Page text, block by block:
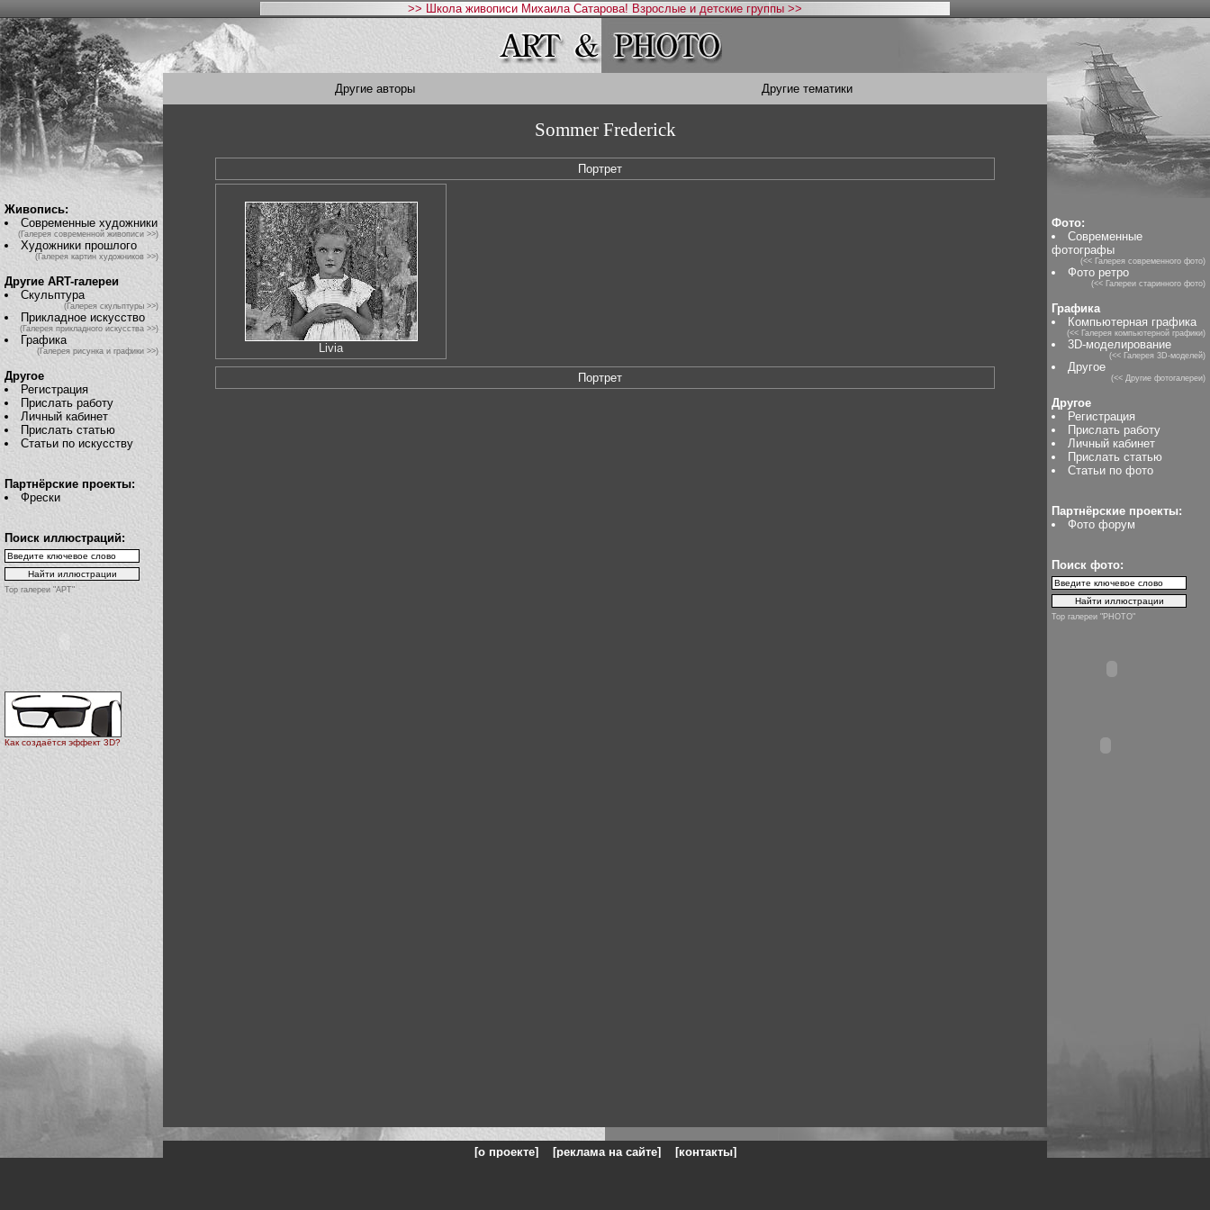
>> Школа живописи Михаила Сатарова! Взрослые и детские группы >>
Живопись:
Современные художники
(Галерея современной живописи >>)
Художники прошлого
(Галерея картин художников >>)
Другие ART-галереи
Скульптура
(Галерея скульптуры >>)
Прикладное искусство
(Галерея прикладного искусства >>)
Графика
(Галерея рисунка и графики >>)
Другое
Регистрация
Прислать работу
Личный кабинет
Прислать статью
Статьи по искусству
Партнёрские проекты:
Фрески
Поиск иллюстраций:
Top галереи "АРТ"
Как создаётся эффект 3D?
Другие авторы Другие тематики
Sommer Frederick
Портрет
Livia
Портрет
Фото:
Современные
фотографы
(<< Галерея современного фото)
Фото ретро
(<< Галереи старинного фото)
Графика
Компьютерная графика
(<< Галерея компьютерной графики)
3D-моделирование
(<< Галерея 3D-моделей)
Другое
(<< Другие фотогалереи)
Другое
Регистрация
Прислать работу
Личный кабинет
Прислать статью
Статьи по фото
Партнёрские проекты:
Фото форум
Поиск фото:
Top галереи "PHOTO"
[о проекте] [реклама на сайте] [контакты]